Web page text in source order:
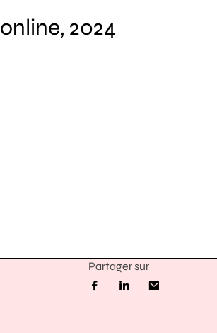
2024
Partager sur